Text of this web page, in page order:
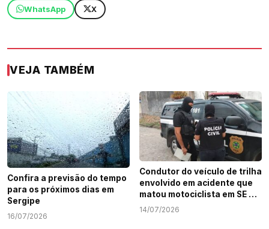
WhatsApp X
VEJA TAMBÉM
Confira a previsão do tempo
para os próximos dias em
Sergipe
16/07/2026
Condutor do veículo de trilha
envolvido em acidente que
matou motociclista em SE é
identificado
14/07/2026